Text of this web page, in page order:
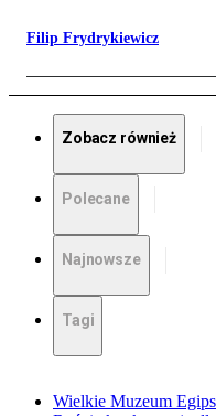
Filip Frydrykiewicz
Zobacz również
Polecane
Najnowsze
Tagi
Wielkie Muzeum